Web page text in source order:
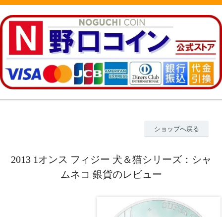
ショップへ戻る
2013 1オンス フィジー 犬＆猫シリーズ：シャ
ムネコ 銀貨のレビュー